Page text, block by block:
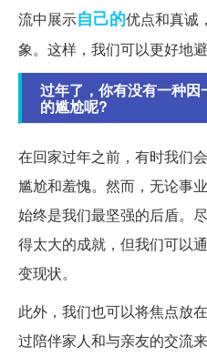
流中展示自己的优点和真诚
象。这样，我们可以更好地避
过年了，你有没有一种
的尴尬呢?
在回家过年之前，有时我们
尴尬和羞愧。然而，无论事
始终是我们最坚强的后盾。
得太大的成就，但我们可以
变现状。
此外，我们也可以将焦点放
过陪伴家人和与亲友的交流